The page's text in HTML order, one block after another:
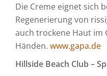
Die Creme eignet sich
Regenerierung von
auch trockene Haut im
Händen. www.gapa.de
Hillside Beach Club –